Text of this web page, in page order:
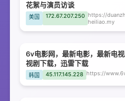
花絮与演员访谈
美国 172.67.207.250 https://
heiliao.my
6v电影网，最新电影，最新电
视剧下载，迅雷下载
韩国 45.117.145.228 https://